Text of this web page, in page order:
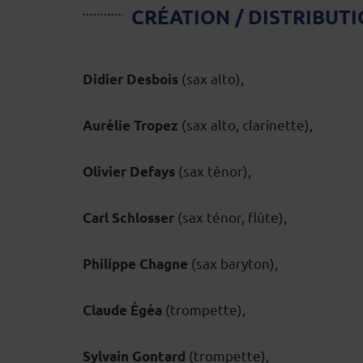
CRÉATION /
Didier Desbois (sax alto),
Aurélie Tropez (sax alto, clarinette),
Olivier Defays (sax ténor),
Carl Schlosser (sax ténor, flûte),
Philippe Chagne (sax baryton),
Claude Égéa (trompette),
Sylvain Gontard (trompette),